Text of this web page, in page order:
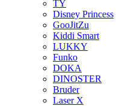
TY
Disney Princess
GooJitZu
Kiddi Smart
LUKKY
Funko
DOKA
DINOSTER
Bruder
Laser X